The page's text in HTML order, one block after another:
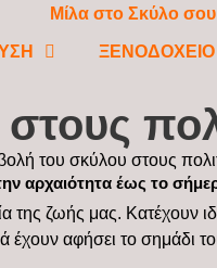
αρχαιότητα έως το
της ζωής μας.
αφήσει το σημάδι